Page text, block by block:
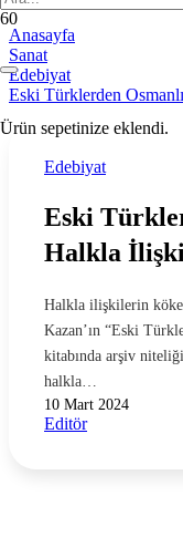
Ürün sepetinize eklendi.
Anasayfa
Sanat
Edebiyat
Eski Türklerden
Edebiyat
Eski
Halkla
Halkla ilişkilerin
Kazan’ın “Eski
kitabında arşiv
halkla…
10 Mart 2024
Editör